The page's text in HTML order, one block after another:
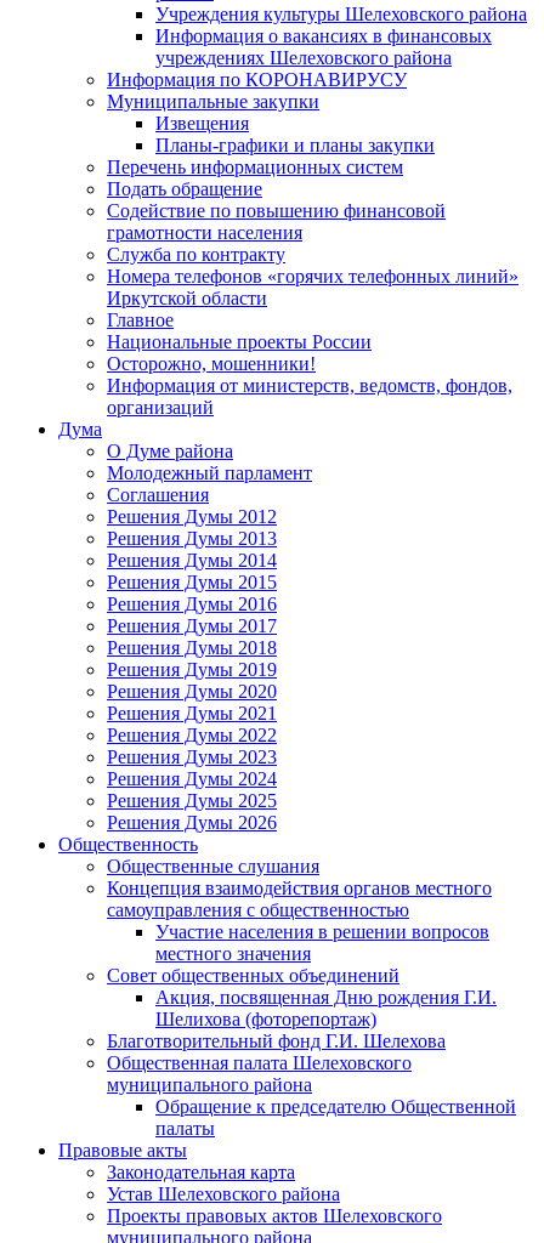
Учреждения культуры Шелеховского района
Информация о вакансиях в финансовых
учреждениях Шелеховского района
Информация по КОРОНАВИРУСУ
Муниципальные закупки
Извещения
Планы-графики и планы закупки
Перечень информационных систем
Подать обращение
Содействие по повышению финансовой
грамотности населения
Служба по контракту
Номера телефонов «горячих телефонных линий»
Иркутской области
Главное
Национальные проекты России
Осторожно, мошенники!
Информация от министерств, ведомств, фондов,
организаций
Дума
О Думе района
Молодежный парламент
Соглашения
Решения Думы 2012
Решения Думы 2013
Решения Думы 2014
Решения Думы 2015
Решения Думы 2016
Решения Думы 2017
Решения Думы 2018
Решения Думы 2019
Решения Думы 2020
Решения Думы 2021
Решения Думы 2022
Решения Думы 2023
Решения Думы 2024
Решения Думы 2025
Решения Думы 2026
Общественность
Общественные слушания
Концепция взаимодействия органов местного
самоуправления с общественностью
Участие населения в решении вопросов
местного значения
Совет общественных объединений
Акция, посвященная Дню рождения Г.И.
Шелихова (фоторепортаж)
Благотворительный фонд Г.И. Шелехова
Общественная палата Шелеховского
муниципального района
Обращение к председателю Общественной
палаты
Правовые акты
Законодательная карта
Устав Шелеховского района
Проекты правовых актов Шелеховского
муниципального района